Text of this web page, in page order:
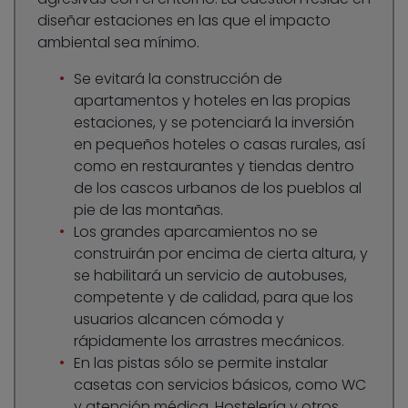
diseñar estaciones en las que el impacto
ambiental sea mínimo.
Se evitará la construcción de
apartamentos y hoteles en las propias
estaciones, y se potenciará la inversión
en pequeños hoteles o casas rurales, así
como en restaurantes y tiendas dentro
de los cascos urbanos de los pueblos al
pie de las montañas.
Los grandes aparcamientos no se
construirán por encima de cierta altura, y
se habilitará un servicio de autobuses,
competente y de calidad, para que los
usuarios alcancen cómoda y
rápidamente los arrastres mecánicos.
En las pistas sólo se permite instalar
casetas con servicios básicos, como WC